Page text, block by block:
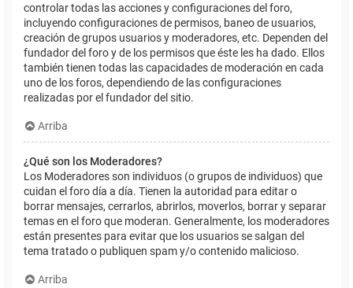
controlar todas las acciones y configuraciones del foro,
incluyendo configuraciones de permisos, baneo de usuarios,
creación de grupos usuarios y moderadores, etc. Dependen del
fundador del foro y de los permisos que éste les ha dado. Ellos
también tienen todas las capacidades de moderación en cada
uno de los foros, dependiendo de las configuraciones
realizadas por el fundador del sitio.
Arriba
¿Qué son los Moderadores?
Los Moderadores son individuos (o grupos de individuos) que
cuidan el foro día a día. Tienen la autoridad para editar o
borrar mensajes, cerrarlos, abrirlos, moverlos, borrar y separar
temas en el foro que moderan. Generalmente, los moderadores
están presentes para evitar que los usuarios se salgan del
tema tratado o publiquen spam y/o contenido malicioso.
Arriba